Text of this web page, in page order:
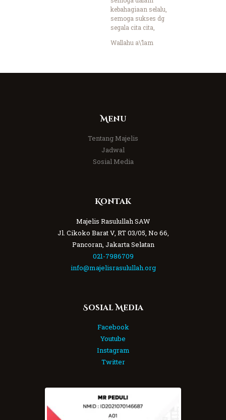
kebahagiaan selalu,
semoga sukses dg
segala cita cita,
Wallahu a\’lam
Menu
Tentang Majelis
Jadwal
Sosial Media
Kontak
Majelis Rasulullah SAW
Jl. Cikoko Barat V, RT 03/05, No 66,
Pancoran, Jakarta Selatan
021-7986709
info@majelisrasulullah.org
Sosial Media
Facebook
Youtube
Instagram
Twitter